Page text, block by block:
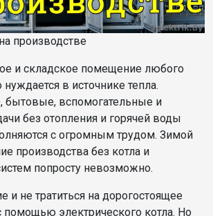
производстве
и складское помещение любого
нуждается в источнике тепла.
бытовые, вспомогательные и
без отопления и горячей воды
с огромным трудом. Зимой
производства без котла и
попросту невозможно.
и не тратиться на дорогостоящее
электрического котла. Но